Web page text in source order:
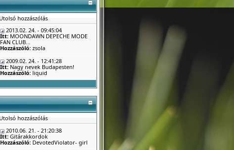
Utolsó hozzászólás
2013.02. 24. - 09:45:04
Itt: MOONDAWN DEPECHE MODE
FAN CLUB...
Hozzászóló: zsola
2009.02. 24. - 12:41:28
Itt: Nagy nevek Budapesten!
Hozzászóló: liquid
Utolsó hozzászólás
2010.06. 21. - 21:20:38
Itt: Gitárakkordok
Hozzászóló: DevotedViolator- girl